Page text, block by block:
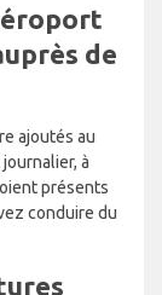
de
ajoutés au
à
présents
conduire du